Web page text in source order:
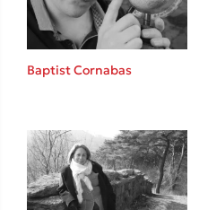
Baptist Cornabas